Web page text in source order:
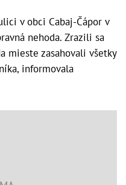
v obci Cabaj-Čápor v
nehoda. Zrazili sa
mieste zasahovali všetky
informovala